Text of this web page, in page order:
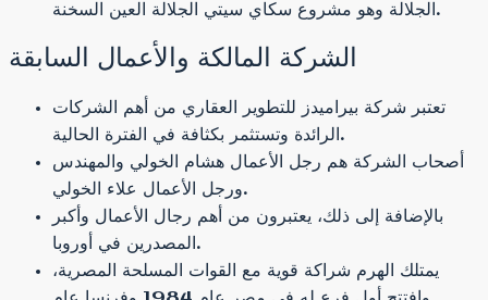
الجلالة وهو مشروع سكاي سيتي الجلالة العين السخنة.
الشركة المالكة والأعمال السابقة
تعتبر شركة بيراميدز للتطوير العقاري من أهم الشركات
الرائدة وتستثمر بكثافة في الفترة الحالية.
أصحاب الشركة هم رجل الأعمال هشام الخولي والمهندس
ورجل الأعمال علاء الخولي.
بالإضافة إلى ذلك، يعتبرون من أهم رجال الأعمال وأكبر
المصدرين في أوروبا.
يمتلك الهرم شراكة قوية مع القوات المسلحة المصرية،